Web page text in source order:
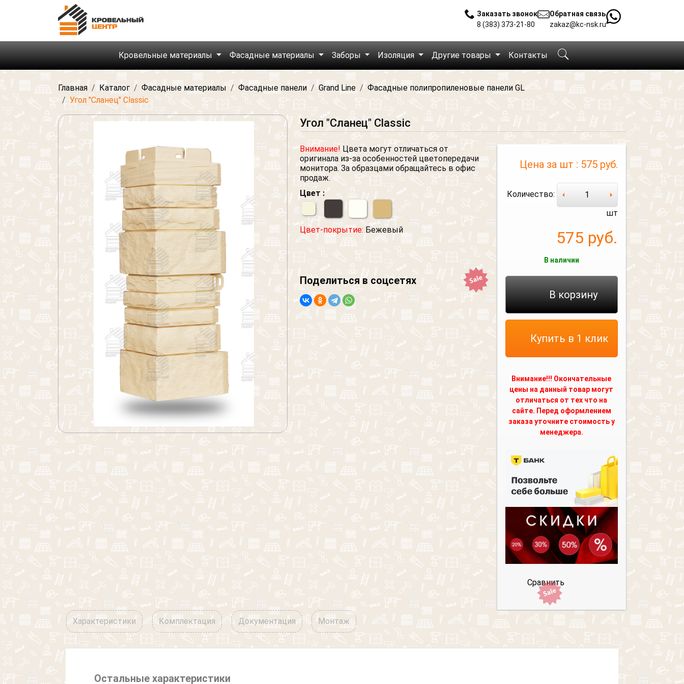
Заказать звонок
8 (383) 373-21-80
Обратная связь
zakaz@kc-nsk.ru
Кровельные материалы Фасадные материалы Заборы Изоляция Другие товары Контакты
Главная Каталог Фасадные материалы Фасадные панели Grand Line
Фасадные полипропиленовые панели GL
Угол "Сланец" Classic
Угол "Сланец" Classic
Внимание!Цвета могут отличаться от
оригинала из-за особенностей цветопередачи
монитора. За образцами обращайтесь в офис
продаж.
Цвет :
Цвет-покрытие: Бежевый
Поделиться в соцсетях
Цена за шт : 575 руб.
Количество:
шт
575 руб.
В наличии
В корзину
Купить в 1 клик
Внимание!!! Окончательные
цены на данный товар могут
отличаться от тех что на
сайте. Перед оформлением
заказа уточните стоимость у
менеджера.
Сравнить
Характеристики Комплектация Документация Монтаж
Остальные характеристики